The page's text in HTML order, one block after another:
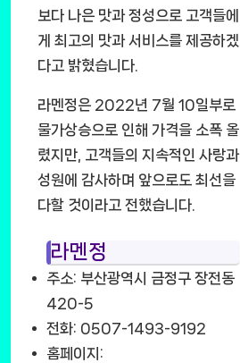
보다 나은 맛과 정성으로 고객들에
게 최고의 맛과 서비스를 제공하겠
다고 밝혔습니다.
라멘정은 2022년 7월 10일부로
물가상승으로 인해 가격을 소폭 올
렸지만, 고객들의 지속적인 사랑과
성원에 감사하며 앞으로도 최선을
다할 것이라고 전했습니다.
라멘정
주소: 부산광역시 금정구 장전동
420-5
전화: 0507-1493-9192
홈페이지: